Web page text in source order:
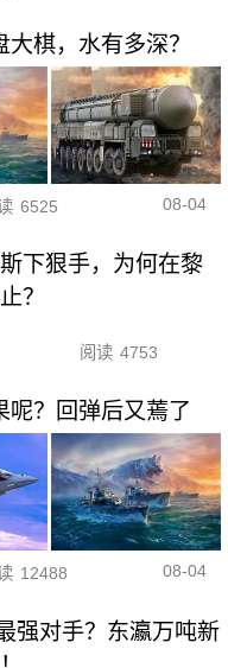
棋，水有多深？
6525 08-04
下狠手，为何在黎
？
阅读 4753
呢？回弹后又蔫了
12488 08-04
强对手？东瀛万吨新